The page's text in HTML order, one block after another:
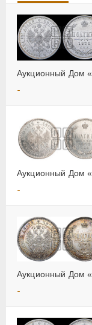
Аукционный Дом
-
Аукционный Дом
-
Аукционный Дом
-